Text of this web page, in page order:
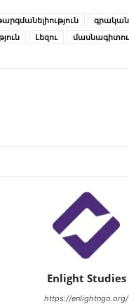
Լեզու
Enlight Studies
https://enlightngo.org/